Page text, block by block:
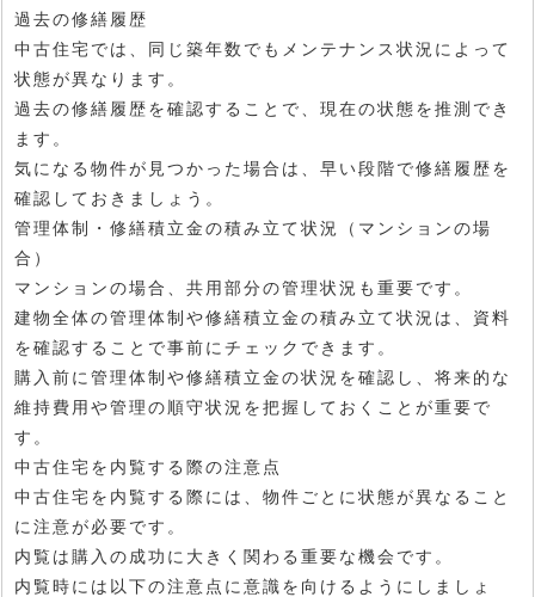
過去の修繕履歴
中古住宅では、同じ築年数でもメンテナンス状況によって
状態が異なります。
過去の修繕履歴を確認することで、現在の状態を推測でき
ます。
気になる物件が見つかった場合は、早い段階で修繕履歴を
確認しておきましょう。
管理体制・修繕積立金の積み立て状況（マンションの場
合）
マンションの場合、共用部分の管理状況も重要です。
建物全体の管理体制や修繕積立金の積み立て状況は、資料
を確認することで事前にチェックできます。
購入前に管理体制や修繕積立金の状況を確認し、将来的な
維持費用や管理の順守状況を把握しておくことが重要で
す。
中古住宅を内覧する際の注意点
中古住宅を内覧する際には、物件ごとに状態が異なること
に注意が必要です。
内覧は購入の成功に大きく関わる重要な機会です。
内覧時には以下の注意点に意識を向けるようにしましょ